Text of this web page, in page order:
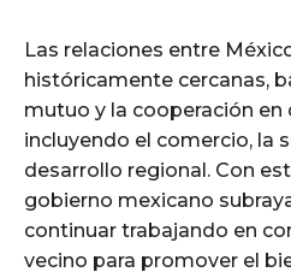
Las relaciones entre
históricamente cercanas,
mutuo y la cooperación
incluyendo el comercio, la
desarrollo regional. Con
gobierno mexicano
continuar trabajando en
vecino para promover el